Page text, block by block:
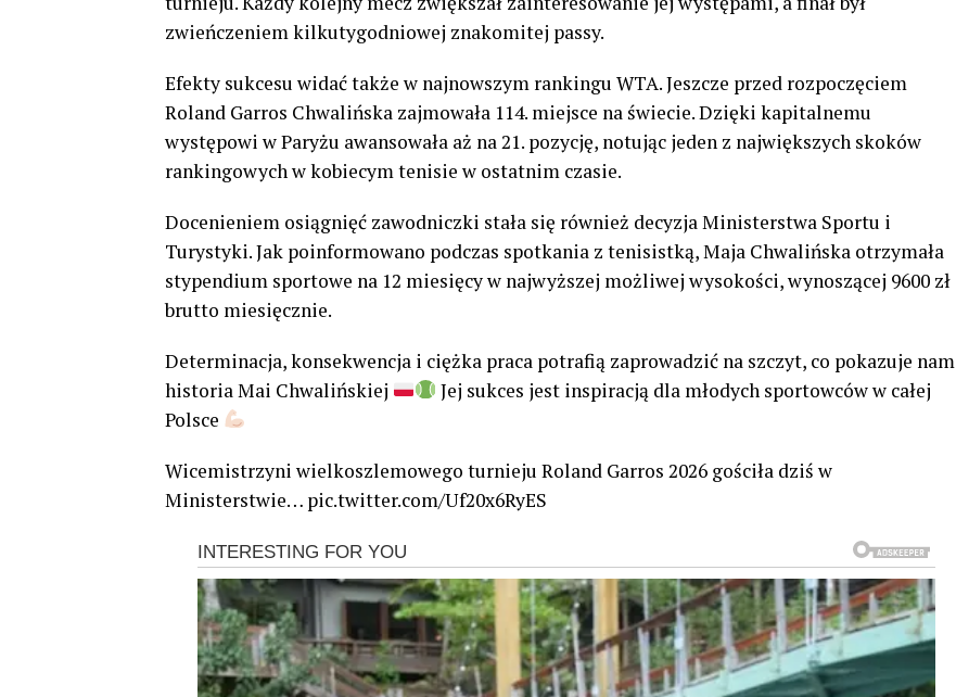
zwieńczeniem kilkutygodniowej znakomitej passy.
Efekty sukcesu widać także w najnowszym rankingu WTA. Jeszcze przed rozpoczęciem
Roland Garros Chwalińska zajmowała 114. miejsce na świecie. Dzięki kapitalnemu
występowi w Paryżu awansowała aż na 21. pozycję, notując jeden z największych skoków
rankingowych w kobiecym tenisie w ostatnim czasie.
Docenieniem osiągnięć zawodniczki stała się również decyzja Ministerstwa Sportu i
Turystyki. Jak poinformowano podczas spotkania z tenisistką, Maja Chwalińska otrzymała
stypendium sportowe na 12 miesięcy w najwyższej możliwej wysokości, wynoszącej 9600 zł
brutto miesięcznie.
Determinacja, konsekwencja i ciężka praca potrafią zaprowadzić na szczyt, co pokazuje nam
historia Mai Chwalińskiej
Jej sukces jest inspiracją dla młodych sportowców w całej
Polsce
Wicemistrzyni wielkoszlemowego turnieju Roland Garros 2026 gościła dziś w
Ministerstwie… pic.twitter.com/Uf20x6RyES